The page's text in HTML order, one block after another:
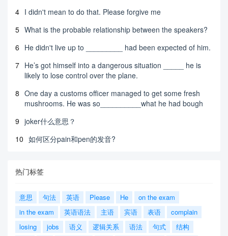
4 I didn't mean to do that. Please forgive me
5 What is the probable relationship between the speakers?
6 He didn't live up to _________ had been expected of him.
7 He’s got himself into a dangerous situation _____ he is
likely to lose control over the plane.
8 One day a customs officer managed to get some fresh
mushrooms. He was so__________what he had bough
9 joker什么意思？
10 如何区分pain和pen的发音?
热门标签
意思 句法 英语 Please He
on the exam
in the exam
英语语法 主语 宾语 表语
complain
losing
jobs 语义 逻辑关系 语法 句式
结构